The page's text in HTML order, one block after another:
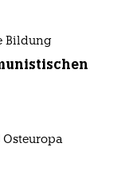
Bildung